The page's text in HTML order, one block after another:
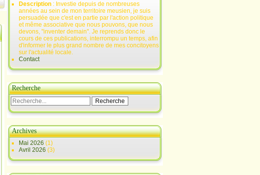
Description : Investie depuis de nombreuses
années au sein de mon territoire meusien, je suis
persuadée que c'est en partie par l'action politique
et même associative que nous pouvons, que nous
devons, "inventer demain". Je reprends donc le
cours de ces publications, interrompu un temps, afin
d'informer le plus grand nombre de mes concitoyens
sur l'actualité locale.
Contact
Recherche
Archives
Mai 2026 (1)
Avril 2026 (3)